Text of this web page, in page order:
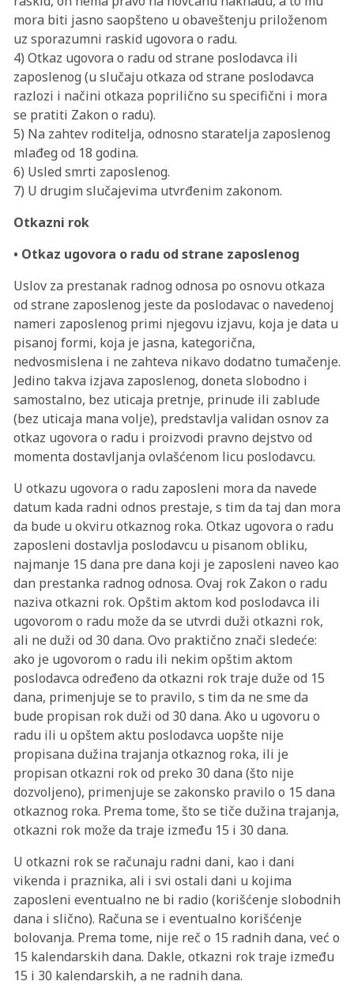
mora biti jasno saopšteno u obaveštenju priloženom
uz sporazumni raskid ugovora o radu.
4) Otkaz ugovora o radu od strane poslodavca ili
zaposlenog (u slučaju otkaza od strane poslodavca
razlozi i načini otkaza poprilično su specifični i mora
se pratiti Zakon o radu).
5) Na zahtev roditelja, odnosno staratelja zaposlenog
mlađeg od 18 godina.
6) Usled smrti zaposlenog.
7) U drugim slučajevima utvrđenim zakonom.
Otkazni rok
• Otkaz ugovora o radu od strane zaposlenog
Uslov za prestanak radnog odnosa po osnovu otkaza
od strane zaposlenog jeste da poslodavac o navedenoj
nameri zaposlenog primi njegovu izjavu, koja je data u
pisanoj formi, koja je jasna, kategorična,
nedvosmislena i ne zahteva nikavo dodatno tumačenje.
Jedino takva izjava zaposlenog, doneta slobodno i
samostalno, bez uticaja pretnje, prinude ili zablude
(bez uticaja mana volje), predstavlja validan osnov za
otkaz ugovora o radu i proizvodi pravno dejstvo od
momenta dostavljanja ovlašćenom licu poslodavcu.
U otkazu ugovora o radu zaposleni mora da navede
datum kada radni odnos prestaje, s tim da taj dan mora
da bude u okviru otkaznog roka. Otkaz ugovora o radu
zaposleni dostavlja poslodavcu u pisanom obliku,
najmanje 15 dana pre dana koji je zaposleni naveo kao
dan prestanka radnog odnosa. Ovaj rok Zakon o radu
naziva otkazni rok. Opštim aktom kod poslodavca ili
ugovorom o radu može da se utvrdi duži otkazni rok,
ali ne duži od 30 dana. Ovo praktično znači sledeće:
ako je ugovorom o radu ili nekim opštim aktom
poslodavca određeno da otkazni rok traje duže od 15
dana, primenjuje se to pravilo, s tim da ne sme da
bude propisan rok duži od 30 dana. Ako u ugovoru o
radu ili u opštem aktu poslodavca uopšte nije
propisana dužina trajanja otkaznog roka, ili je
propisan otkazni rok od preko 30 dana (što nije
dozvoljeno), primenjuje se zakonsko pravilo o 15 dana
otkaznog roka. Prema tome, što se tiče dužina trajanja,
otkazni rok može da traje između 15 i 30 dana.
U otkazni rok se računaju radni dani, kao i dani
vikenda i praznika, ali i svi ostali dani u kojima
zaposleni eventualno ne bi radio (korišćenje slobodnih
dana i slično). Računa se i eventualno korišćenje
bolovanja. Prema tome, nije reč o 15 radnih dana, već o
15 kalendarskih dana. Dakle, otkazni rok traje između
15 i 30 kalendarskih, a ne radnih dana.